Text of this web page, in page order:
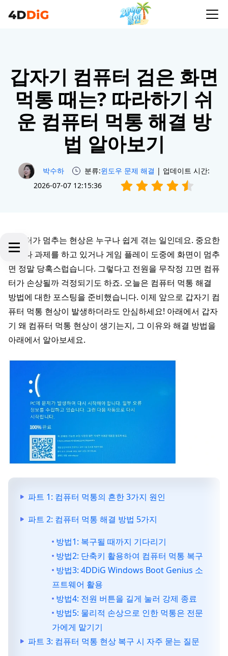
갑자기 컴퓨터 검은 화면
먹통 때는? 따라하기 쉬
운 컴퓨터 먹통 해결 방
법 알아보기
박수하 분류:윈도우 문제 해결 | 업데이트 시간:
2026-07-07 12:15:36
컴퓨터가 멈추는 현상은 누구나 쉽게 겪는 일인데요. 중요한
업무나 과제를 하고 있거나 게임 플레이 도중에 화면이 멈추
면 정말 당혹스럽습니다. 그렇다고 전원을 무작정 끄면 컴퓨
터가 손상될까 걱정되기도 하죠. 오늘은 컴퓨터 먹통 해결
방법에 대한 포스팅을 준비했습니다. 이제 앞으로 갑자기 컴
퓨터 먹통 현상이 발생하더라도 안심하세요! 아래에서 갑자
기 왜 컴퓨터 먹통 현상이 생기는지, 그 이유와 해결 방법을
아래에서 알아보세요.
파트 1: 컴퓨터 먹통의 흔한 3가지 원인
파트 2: 컴퓨터 먹통 해결 방법 5가지
방법1: 복구될 때까지 기다리기
방법2: 단축키 활용하여 컴퓨터 먹통 복구
방법3: 4DDiG Windows Boot Genius 소
프트웨어 활용
방법4: 전원 버튼을 길게 눌러 강제 종료
방법5: 물리적 손상으로 인한 먹통은 전문
가에게 맡기기
파트 3: 컴퓨터 먹통 현상 복구 시 자주 묻는 질문